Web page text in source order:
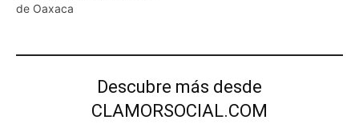
de Oaxaca
Descubre más desde
CLAMORSOCIAL.COM